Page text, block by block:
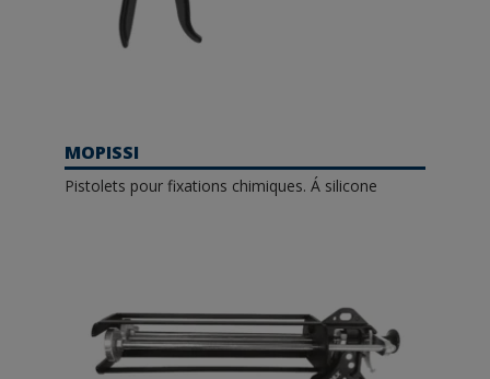
MOPISSI
Pistolets pour fixations chimiques. Á silicone